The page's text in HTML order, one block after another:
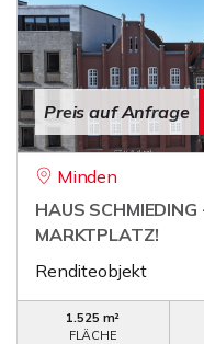
Preis auf Anfrage
Minden
HAUS
MARKTPLATZ!
Renditeobjekt
1.525 m²
FLÄCHE